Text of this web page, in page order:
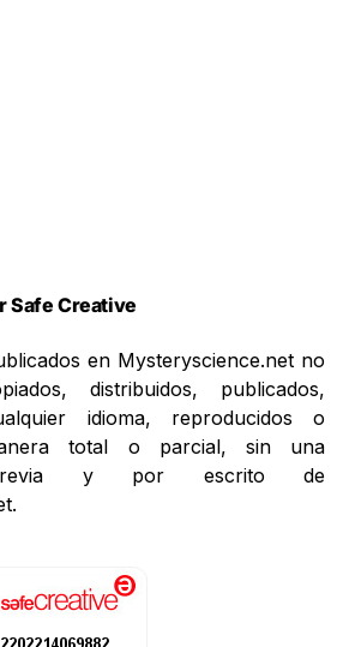
Safe Creative
en Mysteryscience.net no
distribuidos, publicados,
idioma, reproducidos o
total o parcial, sin una
previa y por escrito de